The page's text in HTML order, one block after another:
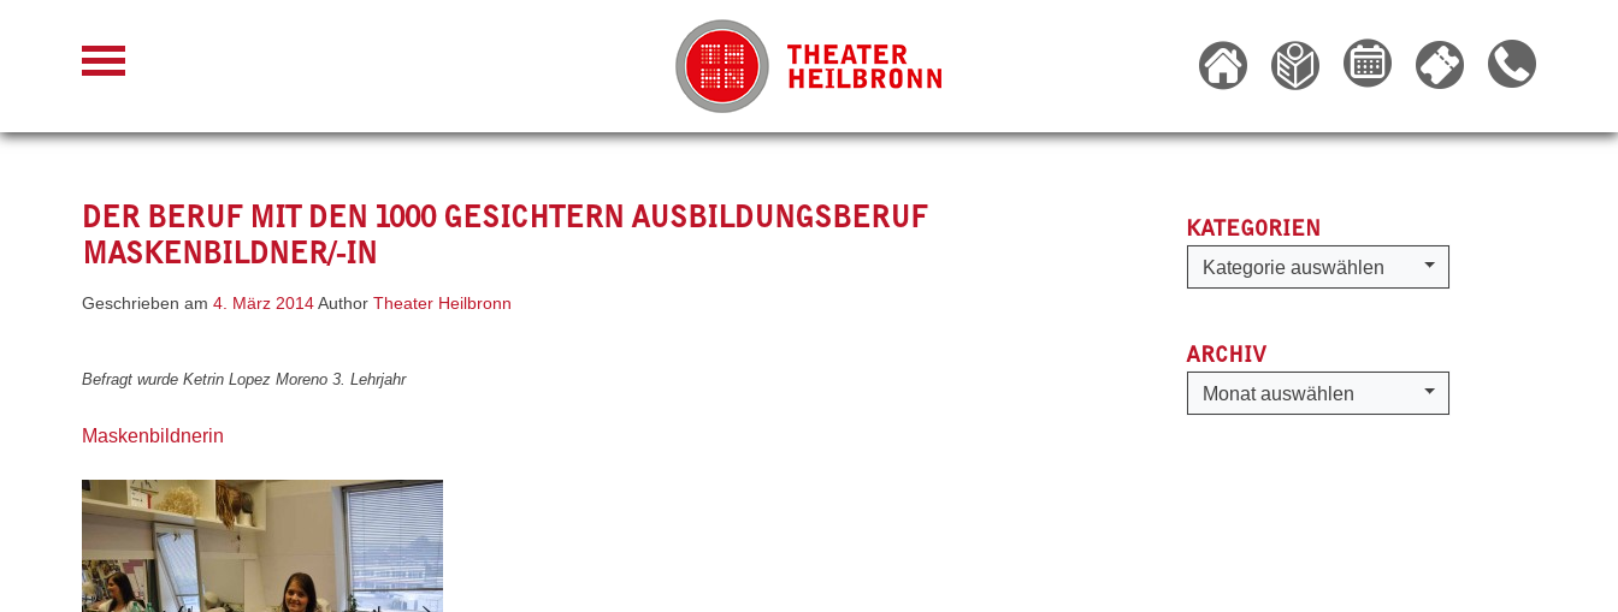
DER BERUF MIT DEN 1000 GESICHTERN AUSBILDUNGSBERUF
MASKENBILDNER/-IN
Geschrieben am 4. März 2014Author Theater Heilbronn
Befragt wurde Ketrin Lopez Moreno 3. Lehrjahr
Maskenbildnerin
KATEGORIEN
Kategorien
Kategorie auswählen
ARCHIV
Archiv
Monat auswählen